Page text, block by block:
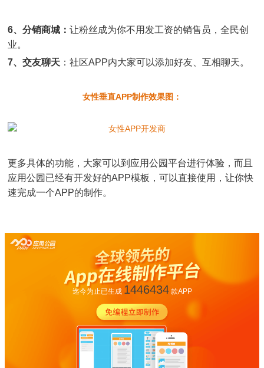
6、分销商城： 让粉丝成为你不用发工资的销售员，全民创
业。
7、交友聊天 ：社区APP内大家可以添加好友、互相聊天。
女性垂直APP制作效果图：
更多具体的功能，大家可以到应用公园平台进行体验，而且
应用公园已经有开发好的APP模板，可以直接使用，让你快
速完成一个APP的制作。
迄今为止已生成 1446434款APP